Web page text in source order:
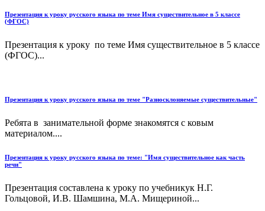
Презентация к уроку русского языка по теме Имя существительное в 5 классе
(ФГОС)
Презентация к уроку по теме Имя существительное в 5 классе
(ФГОС)...
Презентация к уроку русского языка по теме "Разносклоняемые существительные"
Ребята в занимательной форме знакомятся с ковым
материалом....
Презентация к уроку русского языка по теме: "Имя существительное как часть
речи"
Презентация составлена к уроку по учебникук Н.Г.
Гольцовой, И.В. Шамшина, М.А. Мищериной...